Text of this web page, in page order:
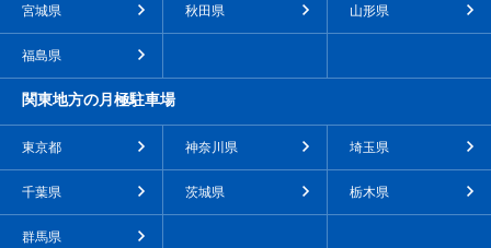
宮城県 秋田県 山形県
福島県
関東地方の月極駐車場
東京都 神奈川県 埼玉県
千葉県 茨城県 栃木県
群馬県